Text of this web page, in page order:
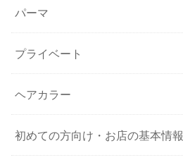
パーマ
プライベート
ヘアカラー
初めての方向け・お店の基本情報